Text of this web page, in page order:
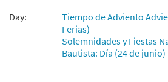
Day:
Tiempo de Adviento
Ferias)
Solemnidades y Fiestas
Bautista: Día (24 de junio)